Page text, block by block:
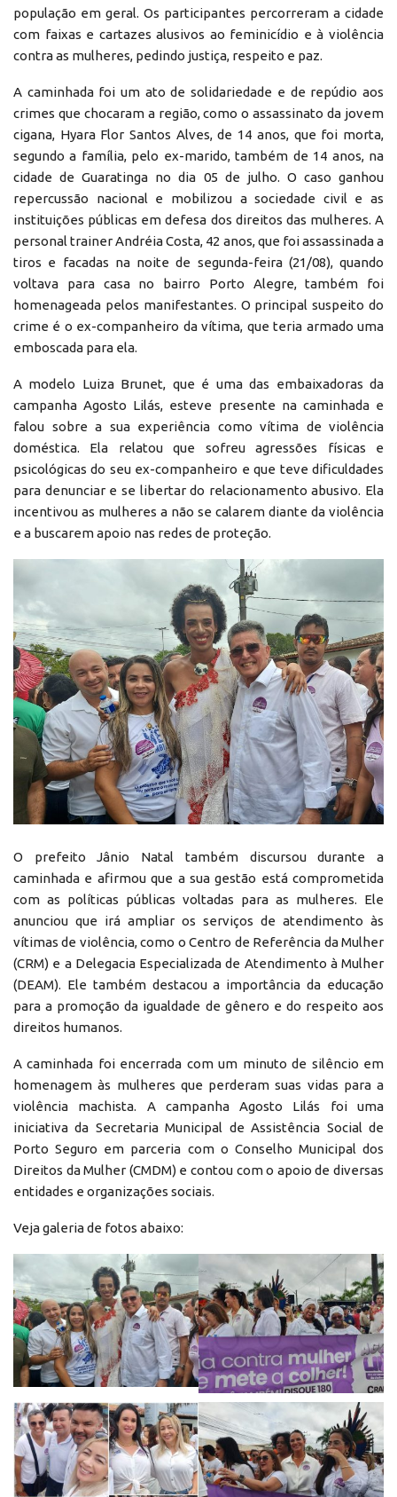
população em geral. Os participantes percorreram a cidade
com faixas e cartazes alusivos ao feminicídio e à violência
contra as mulheres, pedindo justiça, respeito e paz.
A caminhada foi um ato de solidariedade e de repúdio aos
crimes que chocaram a região, como o assassinato da jovem
cigana, Hyara Flor Santos Alves, de 14 anos, que foi morta,
segundo a família, pelo ex-marido, também de 14 anos, na
cidade de Guaratinga no dia 05 de julho. O caso ganhou
repercussão nacional e mobilizou a sociedade civil e as
instituições públicas em defesa dos direitos das mulheres. A
personal trainer Andréia Costa, 42 anos, que foi assassinada a
tiros e facadas na noite de segunda-feira (21/08), quando
voltava para casa no bairro Porto Alegre, também foi
homenageada pelos manifestantes. O principal suspeito do
crime é o ex-companheiro da vítima, que teria armado uma
emboscada para ela.
A modelo Luiza Brunet, que é uma das embaixadoras da
campanha Agosto Lilás, esteve presente na caminhada e
falou sobre a sua experiência como vítima de violência
doméstica. Ela relatou que sofreu agressões físicas e
psicológicas do seu ex-companheiro e que teve dificuldades
para denunciar e se libertar do relacionamento abusivo. Ela
incentivou as mulheres a não se calarem diante da violência
e a buscarem apoio nas redes de proteção.
O prefeito Jânio Natal também discursou durante a
caminhada e afirmou que a sua gestão está comprometida
com as políticas públicas voltadas para as mulheres. Ele
anunciou que irá ampliar os serviços de atendimento às
vítimas de violência, como o Centro de Referência da Mulher
(CRM) e a Delegacia Especializada de Atendimento à Mulher
(DEAM). Ele também destacou a importância da educação
para a promoção da igualdade de gênero e do respeito aos
direitos humanos.
A caminhada foi encerrada com um minuto de silêncio em
homenagem às mulheres que perderam suas vidas para a
violência machista. A campanha Agosto Lilás foi uma
iniciativa da Secretaria Municipal de Assistência Social de
Porto Seguro em parceria com o Conselho Municipal dos
Direitos da Mulher (CMDM) e contou com o apoio de diversas
entidades e organizações sociais.
Veja galeria de fotos abaixo: